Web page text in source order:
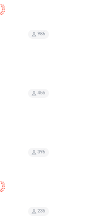
986
455
396
235